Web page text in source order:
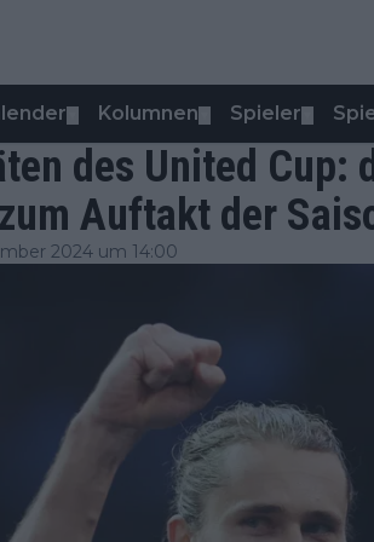
Kolumnen Spieler
des United Cup:
Auftakt der
2024 um 14:00